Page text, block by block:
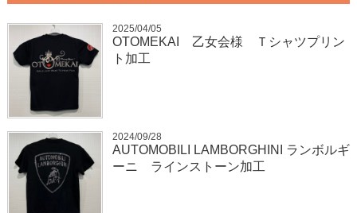
2025/04/05
OTOMEKAI 乙女会様 Ｔシャツプリン
ト加工
2024/09/28
AUTOMOBILI LAMBORGHINI ランボルギ
ーニ ラインストーン加工